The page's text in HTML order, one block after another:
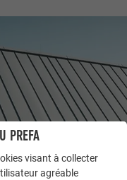
PREFA
visant à collecter
agréable